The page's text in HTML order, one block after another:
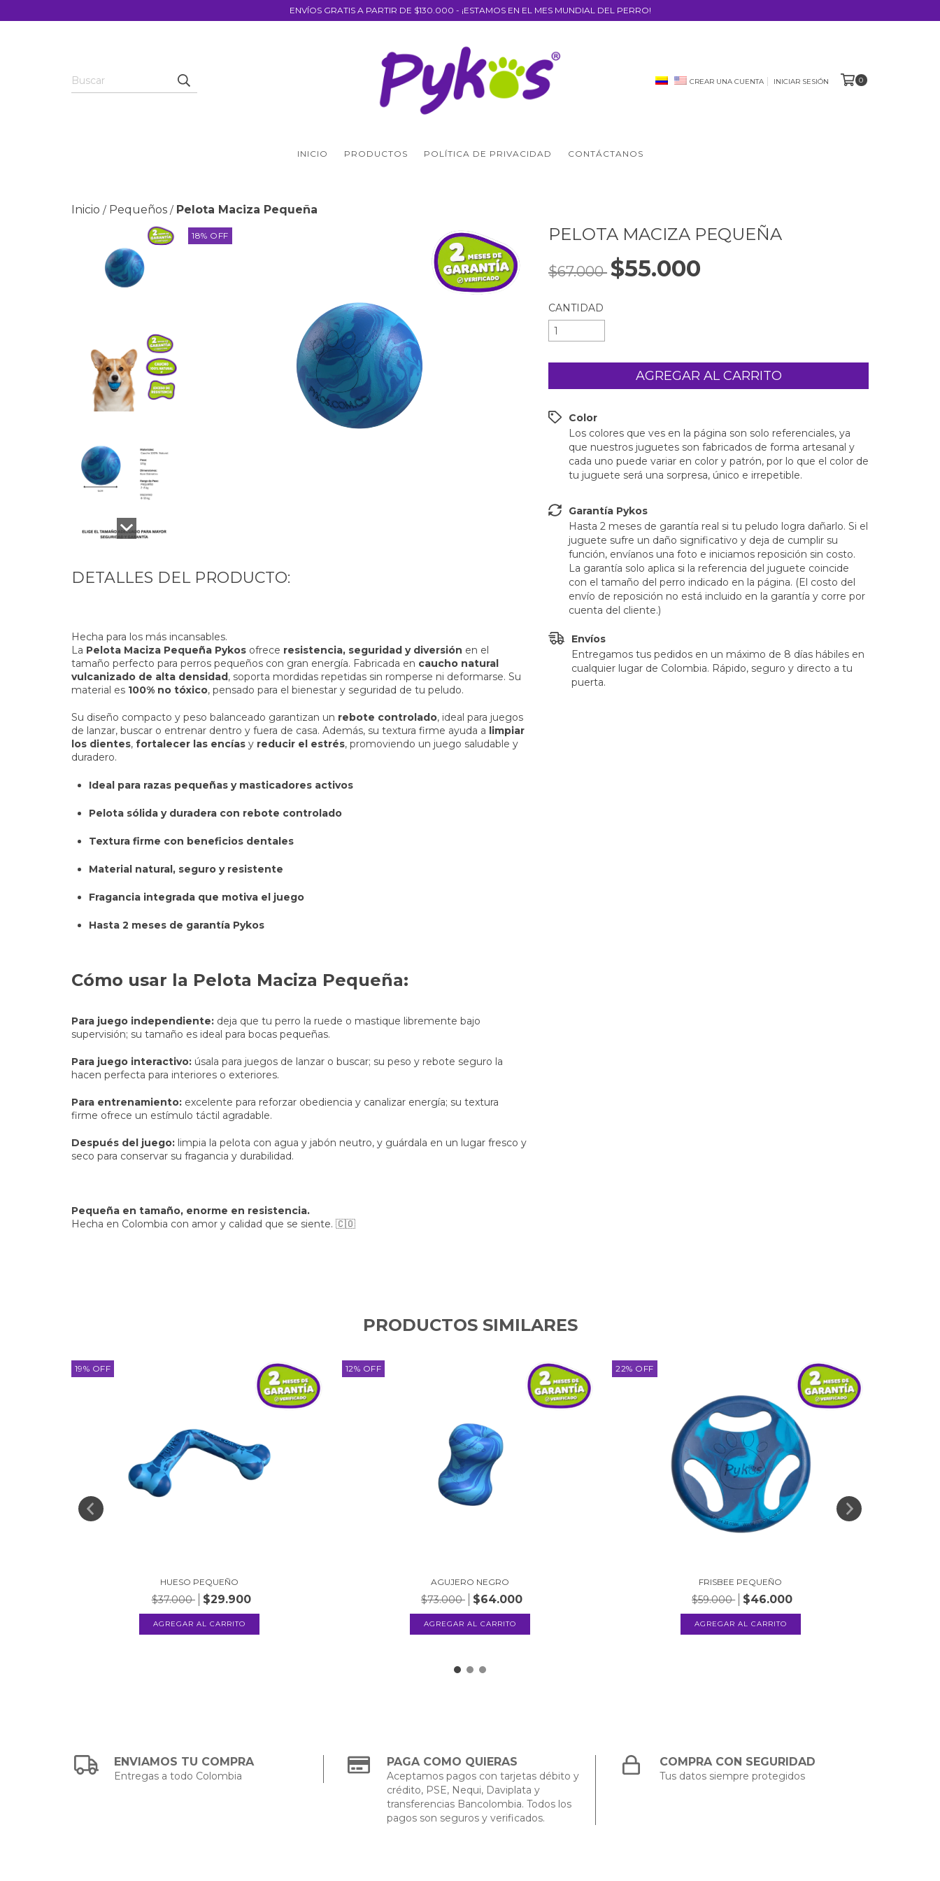
ENVÍOS GRATIS A PARTIR DE $130.000 - ¡ESTAMOS EN EL MES MUNDIAL DEL PERRO!
CREAR UNA CUENTA INICIAR SESIÓN 0
INICIO PRODUCTOS POLÍTICA DE PRIVACIDAD CONTÁCTANOS
Inicio / Pequeños / Pelota Maciza Pequeña
18% OFF
DETALLES DEL PRODUCTO:
Hecha para los más incansables.
La Pelota Maciza Pequeña Pykos ofrece resistencia, seguridad y diversión en el
tamaño perfecto para perros pequeños con gran energía. Fabricada en caucho natural
vulcanizado de alta densidad, soporta mordidas repetidas sin romperse ni deformarse. Su
material es 100% no tóxico, pensado para el bienestar y seguridad de tu peludo.
Su diseño compacto y peso balanceado garantizan un rebote controlado, ideal para juegos
de lanzar, buscar o entrenar dentro y fuera de casa. Además, su textura firme ayuda a limpiar
los dientes, fortalecer las encías y reducir el estrés, promoviendo un juego saludable y
duradero.
Ideal para razas pequeñas y masticadores activos
Pelota sólida y duradera con rebote controlado
Textura firme con beneficios dentales
Material natural, seguro y resistente
Fragancia integrada que motiva el juego
Hasta 2 meses de garantía Pykos
Cómo usar la Pelota Maciza Pequeña:
Para juego independiente: deja que tu perro la ruede o mastique libremente bajo
supervisión; su tamaño es ideal para bocas pequeñas.
Para juego interactivo: úsala para juegos de lanzar o buscar; su peso y rebote seguro la
hacen perfecta para interiores o exteriores.
Para entrenamiento: excelente para reforzar obediencia y canalizar energía; su textura
firme ofrece un estímulo táctil agradable.
Después del juego: limpia la pelota con agua y jabón neutro, y guárdala en un lugar fresco y
seco para conservar su fragancia y durabilidad.
Pequeña en tamaño, enorme en resistencia.
Hecha en Colombia con amor y calidad que se siente. 🇨🇴
PELOTA MACIZA PEQUEÑA
$67.000 $55.000
CANTIDAD
Color
Los colores que ves en la página son solo referenciales, ya
que nuestros juguetes son fabricados de forma artesanal y
cada uno puede variar en color y patrón, por lo que el color de
tu juguete será una sorpresa, único e irrepetible.
Garantía Pykos
Hasta 2 meses de garantía real si tu peludo logra dañarlo. Si el
juguete sufre un daño significativo y deja de cumplir su
función, envíanos una foto e iniciamos reposición sin costo.
La garantía solo aplica si la referencia del juguete coincide
con el tamaño del perro indicado en la página. (El costo del
envío de reposición no está incluido en la garantía y corre por
cuenta del cliente.)
Envíos
Entregamos tus pedidos en un máximo de 8 días hábiles en
cualquier lugar de Colombia. Rápido, seguro y directo a tu
puerta.
PRODUCTOS SIMILARES
19% OFF
HUESO PEQUEÑO
$37.000 $29.900
12% OFF
AGUJERO NEGRO
$73.000 $64.000
22% OFF
FRISBEE PEQUEÑO
$59.000 $46.000
ENVIAMOS TU COMPRA
Entregas a todo Colombia
PAGA COMO QUIERAS
Aceptamos pagos con tarjetas débito y
crédito, PSE, Nequi, Daviplata y
transferencias Bancolombia. Todos los
pagos son seguros y verificados.
COMPRA CON SEGURIDAD
Tus datos siempre protegidos